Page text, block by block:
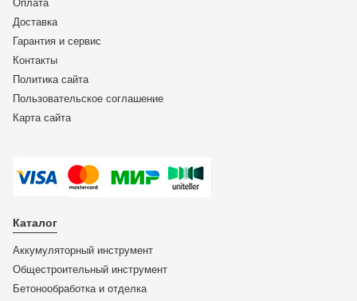
Оплата
Доставка
Гарантия и сервис
Контакты
Политика сайта
Пользовательское соглашение
Карта сайта
Каталог
Аккумуляторный инструмент
Общестроительный инструмент
Бетонообработка и отделка